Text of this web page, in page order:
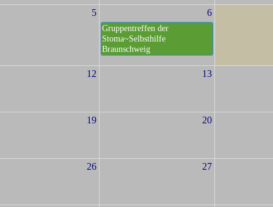
5 6
Gruppentreffen der
Stoma~Selbsthilfe
Braunschweig
12 13
19 20
26 27